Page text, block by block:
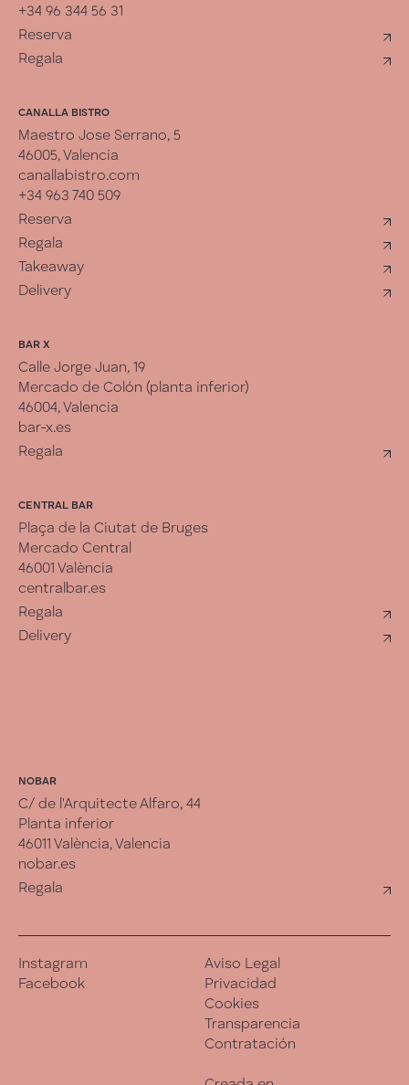
+34 96 344 56 31
Reserva
Regala
CANALLA BISTRO
Maestro Jose Serrano, 5
46005, Valencia
canallabistro.com
+34 963 740 509
Reserva
Regala
Takeaway
Delivery
BAR X
Calle Jorge Juan, 19
Mercado de Colón (planta inferior)
46004, Valencia
bar-x.es
Regala
CENTRAL BAR
Plaça de la Ciutat de Bruges
Mercado Central
46001 València
centralbar.es
Regala
Delivery
NOBAR
C/ de l'Arquitecte Alfaro, 44
Planta inferior
46011 València, Valencia
nobar.es
Regala
Instagram
Facebook
Aviso Legal
Privacidad
Cookies
Transparencia
Contratación